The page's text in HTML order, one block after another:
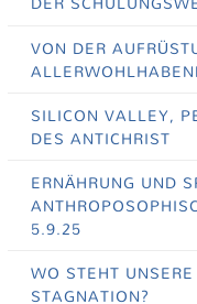
VON DER
SILICON VALLEY,
DES ANTICHRIST
ERNÄHRUNG UND
5.9.25
WO STEHT
STAGNATION?